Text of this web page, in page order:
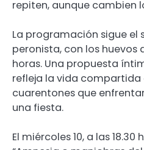
repiten, aunque cambien
La programación sigue el
peronista, con los huevos
horas. Una propuesta
refleja la vida compartida
cuarentones que
una fiesta.
El miércoles 10, a las